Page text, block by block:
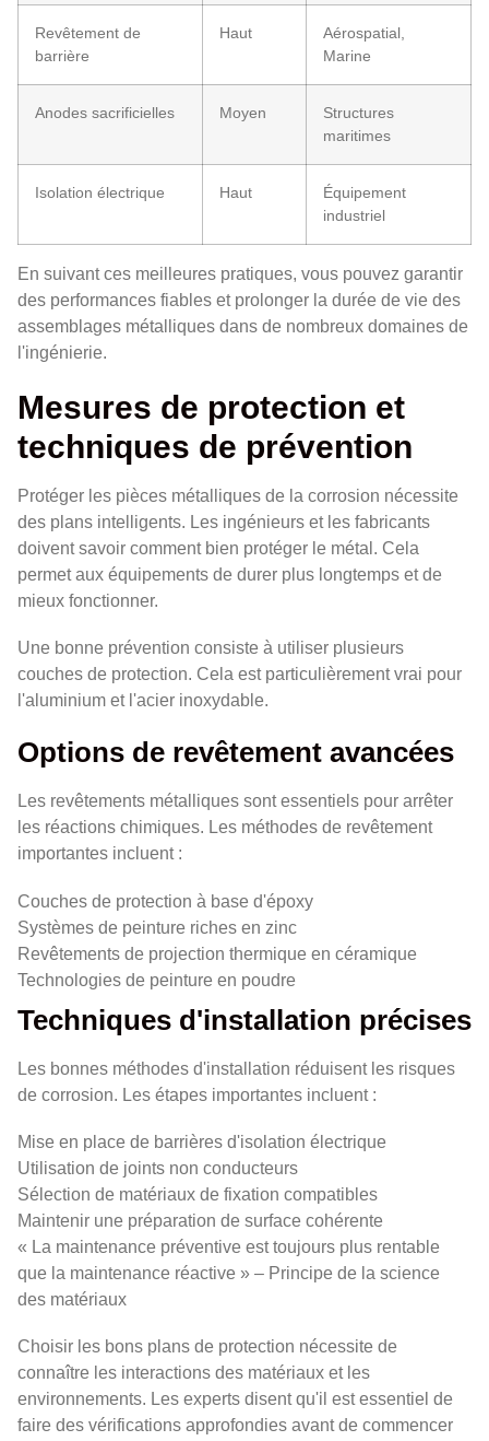
Revêtement de
barrière
Haut
Aérospatial,
Marine
Anodes sacrificielles Moyen
Structures
maritimes
Isolation électrique Haut
Équipement
industriel
En suivant ces meilleures pratiques, vous pouvez garantir
des performances fiables et prolonger la durée de vie des
assemblages métalliques dans de nombreux domaines de
l'ingénierie.
Mesures de protection et
techniques de prévention
Protéger les pièces métalliques de la corrosion nécessite
des plans intelligents. Les ingénieurs et les fabricants
doivent savoir comment bien protéger le métal. Cela
permet aux équipements de durer plus longtemps et de
mieux fonctionner.
Une bonne prévention consiste à utiliser plusieurs
couches de protection. Cela est particulièrement vrai pour
l'aluminium et l'acier inoxydable.
Options de revêtement avancées
Les revêtements métalliques sont essentiels pour arrêter
les réactions chimiques. Les méthodes de revêtement
importantes incluent :
Couches de protection à base d'époxy
Systèmes de peinture riches en zinc
Revêtements de projection thermique en céramique
Technologies de peinture en poudre
Techniques d'installation précises
Les bonnes méthodes d'installation réduisent les risques
de corrosion. Les étapes importantes incluent :
Mise en place de barrières d'isolation électrique
Utilisation de joints non conducteurs
Sélection de matériaux de fixation compatibles
Maintenir une préparation de surface cohérente
« La maintenance préventive est toujours plus rentable
que la maintenance réactive » – Principe de la science
des matériaux
Choisir les bons plans de protection nécessite de
connaître les interactions des matériaux et les
environnements. Les experts disent qu'il est essentiel de
faire des vérifications approfondies avant de commencer